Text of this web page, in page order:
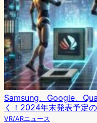
Samsung、Google、
く！2024年末発表予定
VR/ARニュース